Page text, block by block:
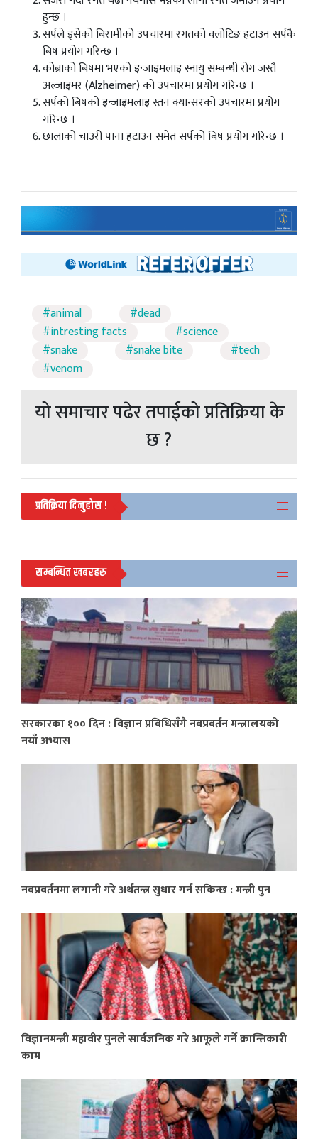
हुन्छ ।
सर्पले ड्सेको बिरामीको उपचारमा रगतको क्लोटिङ हटाउन सर्पकै
बिष प्रयोग गरिन्छ ।
कोब्राको बिषमा भएको इन्जाइमलाइ स्नायु सम्बन्धी रोग जस्तै
अल्जाइमर (Alzheimer) को उपचारमा प्रयोग गरिन्छ ।
सर्पको बिषको इन्जाइमलाइ स्तन क्यान्सरको उपचारमा प्रयोग
गरिन्छ ।
छालाको चाउरी पाना हटाउन समेत सर्पको बिष प्रयोग गरिन्छ ।
#animal
#dead
#intresting facts
#science
#snake
#snake bite
#tech
#venom
यो समाचार पढेर तपाईको प्रतिक्रिया के
छ ?
प्रतिक्रिया दिनुहोस !
सम्बन्धित खबरहरु
सरकारका १०० दिन : विज्ञान प्रविधिसँगै नवप्रवर्तन मन्त्रालयको
नयाँ अभ्यास
नवप्रवर्तनमा लगानी गरे अर्थतन्त्र सुधार गर्न सकिन्छ : मन्त्री पुन
विज्ञानमन्त्री महावीर पुनले सार्वजनिक गरे आफूले गर्ने क्रान्तिकारी
काम